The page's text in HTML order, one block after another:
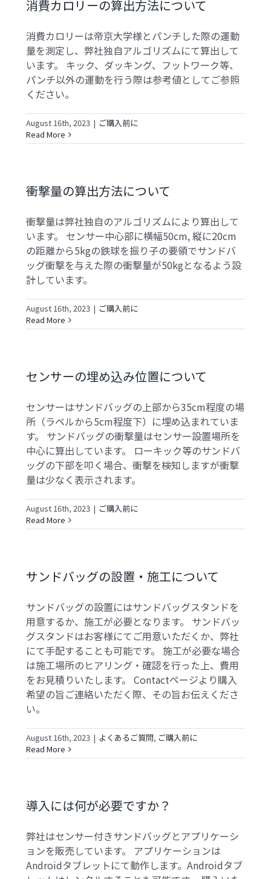
消費カロリーの算出方法について
消費カロリーは帝京大学様とパンチした際の運動
量を測定し、弊社独自アルゴリズムにて算出して
います。 キック、ダッキング、フットワーク等、
パンチ以外の運動を行う際は参考値としてご参照
ください。
August 16th, 2023 | ご購入前に
Read More
衝撃量の算出方法について
衝撃量は弊社独自のアルゴリズムにより算出して
います。 センサー中心部に横幅50cm, 縦に20cm
の距離から5kgの鉄球を振り子の要領でサンドバ
ッグ衝撃を与えた際の衝撃量が50kgとなるよう設
計しています。
August 16th, 2023 | ご購入前に
Read More
センサーの埋め込み位置について
センサーはサンドバッグの上部から35cm程度の場
所（ラベルから5cm程度下）に埋め込まれていま
す。 サンドバッグの衝撃量はセンサー設置場所を
中心に算出しています。 ローキック等のサンドバ
ッグの下部を叩く場合、衝撃を検知しますが衝撃
量は少なく表示されます。
August 16th, 2023 | ご購入前に
Read More
サンドバッグの設置・施工について
サンドバッグの設置にはサンドバッグスタンドを
用意するか、施工が必要となります。 サンドバッ
グスタンドはお客様にてご用意いただくか、弊社
にて手配することも可能です。 施工が必要な場合
は施工場所のヒアリング・確認を行った上、費用
をお見積りいたします。 Contactページより購入
希望の旨ご連絡いただく際、その旨お伝えくださ
い。
August 16th, 2023 | よくあるご質問, ご購入前に
Read More
導入には何が必要ですか？
弊社はセンサー付きサンドバッグとアプリケーシ
ョンを販売しています。 アプリケーションは
Androidタブレットにて動作します。Androidタブ